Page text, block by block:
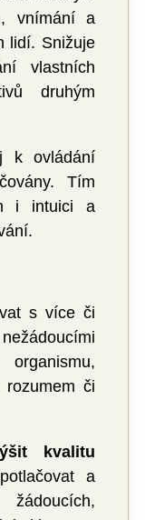
vnímání a
lidí. Snižuje
vlastních
druhým
k ovládání
Tím
i intuici a
s více či
rozumem či
kvalitu
a